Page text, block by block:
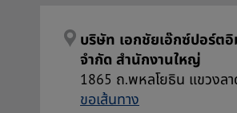
บริษัท เอกชัยเอ๊กซ์ปอร์ต
จำกัด สำนักงานใหญ่
1865 ถ.พหลโยธิน แขวงลา
ขอเส้นทาง